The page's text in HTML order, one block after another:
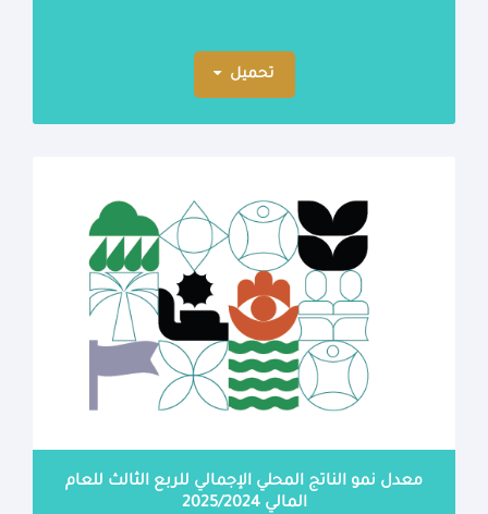
تحميل
معدل نمو الناتج المحلي الإجمالي للربع الثالث للعام
المالي 2025/2024